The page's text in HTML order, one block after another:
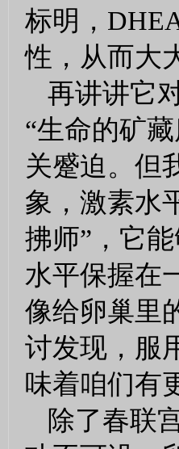
标明，
性，从而大
再讲讲它
“生命的矿
关蹙迫。但
象，激素水
拂师”，它
水平保握在
像给卵巢里
讨发现，服
味着咱们有
除了春联